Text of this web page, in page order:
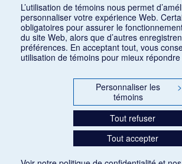
L’utilisation de témoins nous permet
personnaliser votre expérience Web.
obligatoires pour assurer le
du site Web, alors que d’autres
préférences. En acceptant tout, vous
utilisation de témoins pour mieux
Personnaliser les
témoins
>
Tout refuser
Tout accepter